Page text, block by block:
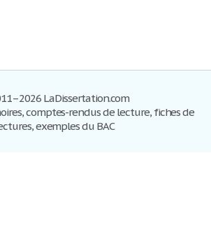
LaDissertation.com
comptes-rendus de lecture, fiches de
exemples du BAC